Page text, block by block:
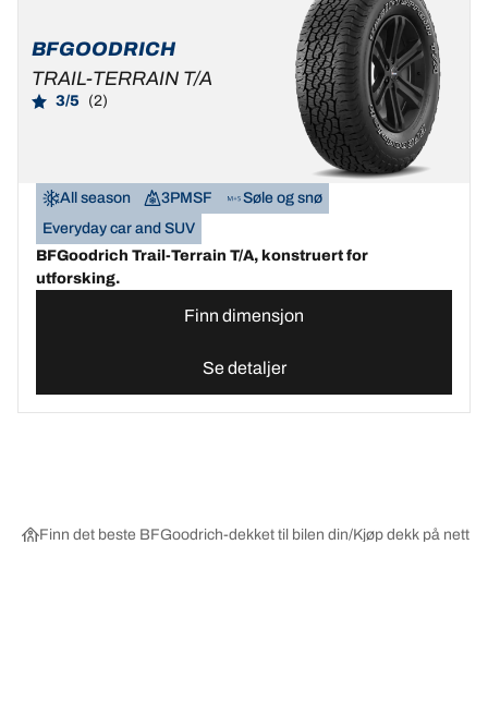
BFGOODRICH
TRAIL-TERRAIN T/A
3/5 (2)
All season 3PMSF
Søle og snø
Everyday car and SUV
BFGoodrich Trail-Terrain T/A, konstruert for
utforsking.
Finn dimensjon
Se detaljer
Finn det beste BFGoodrich-dekket til bilen din Kjøp dekk på nett